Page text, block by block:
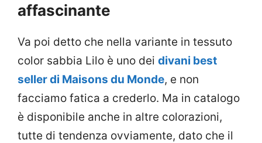
affascinante
Va poi detto che nella variante in tessuto
color sabbia Lilo è uno dei divani best
seller di Maisons du Monde, e non
facciamo fatica a crederlo. Ma in catalogo
è disponibile anche in altre colorazioni,
tutte di tendenza ovviamente, dato che il